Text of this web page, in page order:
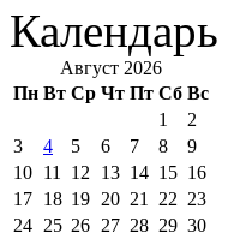
Календарь
Август 2026
Пн Вт Ср Чт Пт Сб Вс
1
2
3
4 5 6 7 8
9
10 11 12 13 14 15 16
17 18 19 20 21 22 23
24 25 26 27 28 29 30